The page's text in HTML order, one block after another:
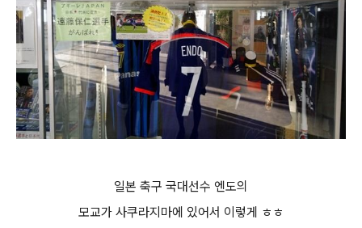
일본 축구 국대선수 엔도의
모교가 사쿠라지마에 있어서 이렇게 ㅎㅎ